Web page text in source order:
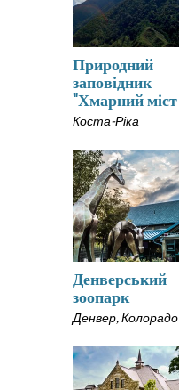
Природний
заповідник
"Хмарний міст
Коста-Ріка
Денверський
зоопарк
Денвер, Колорадо